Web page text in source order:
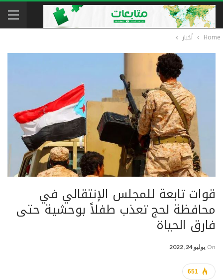
Home أخبار
قوات تابعة للمجلس الإنتقالي في
محافظة لحج تعذب طفلاً بوحشية حتى
فارق الحياة
On يوليو 24, 2022
651